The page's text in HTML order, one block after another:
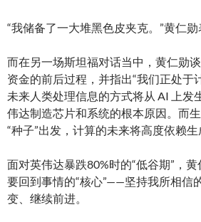
“我储备了一大堆黑色皮夹克。”黄仁勋
而在另一场斯坦福对话当中，黄仁勋
资金的前后过程，并指出“我们正处于
未来人类处理信息的方式将从 AI 上发
伟达制造芯片和系统的根本原因。而
“种子”出发，计算的未来将高度依赖生
面对英伟达暴跌80%时的“低谷期”，
要回到事情的“核心”——坚持我所相信
变、继续前进。